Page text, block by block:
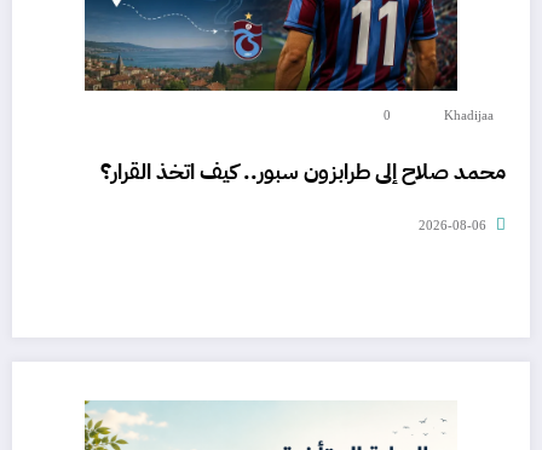
Khadijaa
0
محمد صلاح إلى طرابزون سبور.. كيف اتخذ القرار؟
2026-08-06